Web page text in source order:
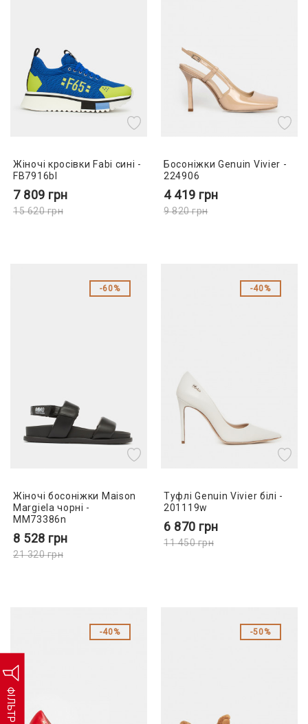
ФІЛЬТР
Жіночі кросівки Fabi сині -
FB7916bl
7 809 грн
15 620грн
Босоніжки Genuin Vivier -
224906
4 419 грн
9 820грн
60%
Жіночі босоніжки Maison
Margiela чорні -
MM73386n
8 528 грн
21 320грн
40%
Туфлі Genuin Vivier білі -
201119w
6 870 грн
11 450грн
40% 50%